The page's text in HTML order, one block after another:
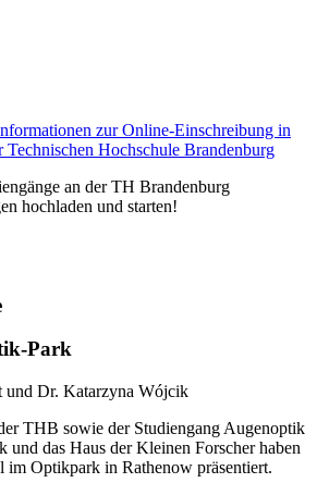
an der TH Brandenburg
hochladen und starten!
Park
und Dr. Katarzyna Wójcik
THB sowie der Studiengang Augenoptik
und das Haus der Kleinen Forscher haben
im Optikpark in Rathenow präsentiert.